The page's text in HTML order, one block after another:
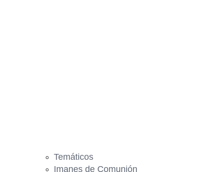
Temáticos
Imanes de Comunión